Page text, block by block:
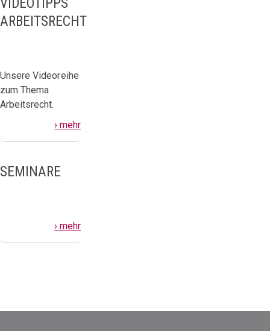
ARBEITSRECHT
Unsere Videoreihe
zum Thema
Arbeitsrecht.
› mehr
SEMINARE
› mehr